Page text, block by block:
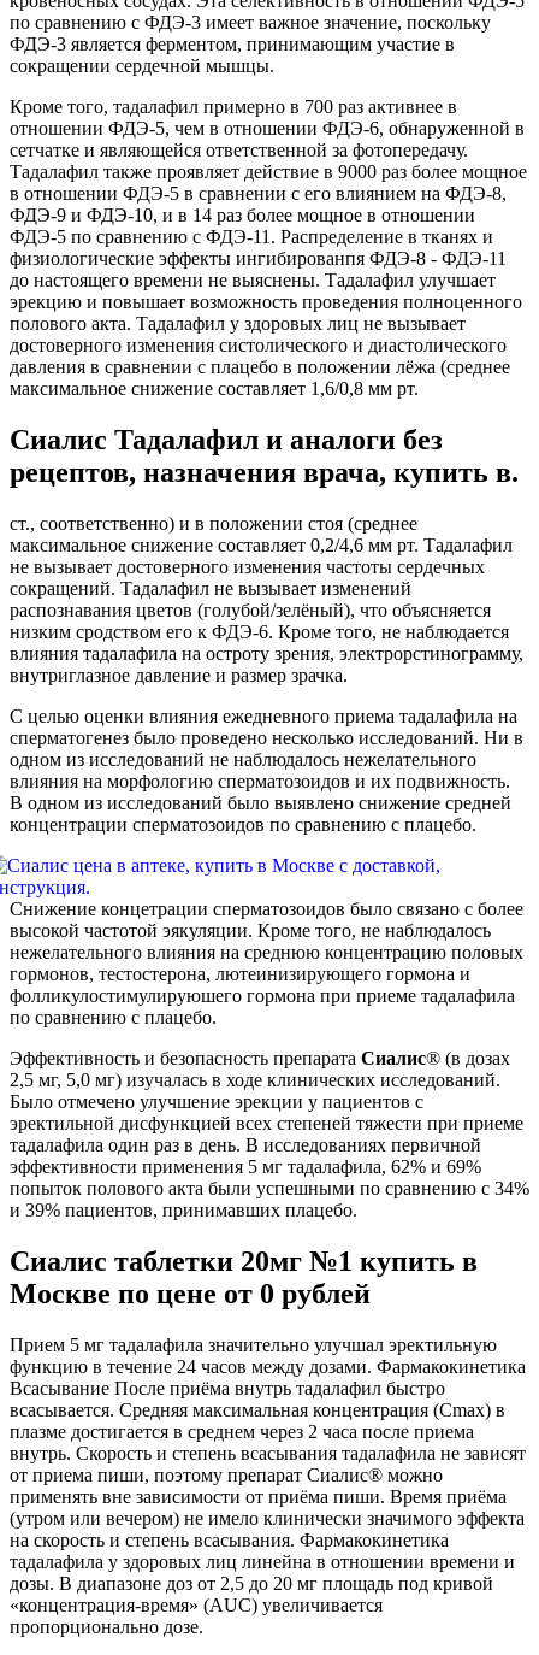
по сравнению с ФДЭ-3 имеет важное значение, поскольку
ФДЭ-3 является ферментом, принимающим участие в
сокращении сердечной мышцы.
Кроме того, тадалафил примерно в 700 раз активнее в
отношении ФДЭ-5, чем в отношении ФДЭ-6, обнаруженной в
сетчатке и являющейся ответственной за фотопередачу.
Тадалафил также проявляет действие в 9000 раз более мощное
в отношении ФДЭ-5 в сравнении с его влиянием на ФДЭ-8,
ФДЭ-9 и ФДЭ-10, и в 14 раз более мощное в отношении
ФДЭ-5 по сравнению с ФДЭ-11. Распределение в тканях и
физиологические эффекты ингибированпя ФДЭ-8 - ФДЭ-11
до настоящего времени не выяснены. Тадалафил улучшает
эрекцию и повышает возможность проведения полноценного
полового акта. Тадалафил у здоровых лиц не вызывает
достоверного изменения систолического и диастолического
давления в сравнении с плацебо в положении лёжа (среднее
максимальное снижение составляет 1,6/0,8 мм рт.
Сиалис Тадалафил и аналоги без
рецептов, назначения врача, купить в.
ст., соответственно) и в положении стоя (среднее
максимальное снижение составляет 0,2/4,6 мм рт. Тадалафил
не вызывает достоверного изменения частоты сердечных
сокращений. Тадалафил не вызывает изменений
распознавания цветов (голубой/зелёный), что объясняется
низким сродством его к ФДЭ-6. Кроме того, не наблюдается
влияния тадалафила на остроту зрения, электрорстинограмму,
внутриглазное давление и размер зрачка.
С целью оценки влияния ежедневного приема тадалафила на
сперматогенез было проведено несколько исследований. Ни в
одном из исследований не наблюдалось нежелательного
влияния на морфологию сперматозоидов и их подвижность.
В одном из исследований было выявлено снижение средней
концентрации сперматозоидов по сравнению с плацебо.
Снижение концетрации сперматозоидов было связано с более
высокой частотой эякуляции. Кроме того, не наблюдалось
нежелательного влияния на среднюю концентрацию половых
гормонов, тестостерона, лютеинизирующего гормона и
фолликулостимулируюшего гормона при приеме тадалафила
по сравнению с плацебо.
Эффективность и безопасность препарата Сиалис® (в дозах
2,5 мг, 5,0 мг) изучалась в ходе клинических исследований.
Было отмечено улучшение эрекции у пациентов с
эректильной дисфункцией всех степеней тяжести при приеме
тадалафила один раз в день. В исследованиях первичной
эффективности применения 5 мг тадалафила, 62% и 69%
попыток полового акта были успешными по сравнению с 34%
и 39% пациентов, принимавших плацебо.
Сиалис таблетки 20мг №1 купить в
Москве по цене от 0 рублей
Прием 5 мг тадалафила значительно улучшал эректильную
функцию в течение 24 часов между дозами. Фармакокинетика
Всасывание После приёма внутрь тадалафил быстро
всасывается. Средняя максимальная концентрация (Сmax) в
плазме достигается в среднем через 2 часа после приема
внутрь. Скорость и степень всасывания тадалафила не зависят
от приема пиши, поэтому препарат Сиалис® можно
применять вне зависимости от приёма пиши. Время приёма
(утром или вечером) не имело клинически значимого эффекта
на скорость и степень всасывания. Фармакокинетика
тадалафила у здоровых лиц линейна в отношении времени и
дозы. В диапазоне доз от 2,5 до 20 мг площадь под кривой
«концентрация-время» (AUC) увеличивается
пропорционально дозе.